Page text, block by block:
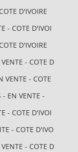
D'IVOIRE
- COTE D'IVOI
D'IVOIRE
- COTE D
VENTE - COTE
- EN VENTE -
- COTE D'IVOI
- COTE D'IVO
- COTE D